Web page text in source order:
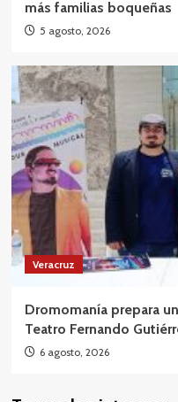
más familias boqueñas
5 agosto, 2026
Veracruz
Dromomanía prepara
Teatro Fernando
6 agosto, 2026